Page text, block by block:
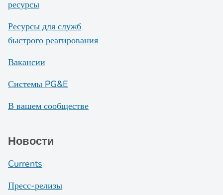
ресурсы
Ресурсы для служб
быстрого реагирования
Вакансии
Системы PG&E
В вашем сообществе
Новости
Currents
Пресс-релизы